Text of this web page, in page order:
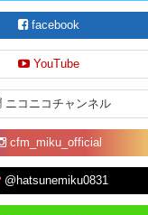
facebook
YouTube
ニコニコチャンネル
cfm_miku_official
@hatsunemiku0831